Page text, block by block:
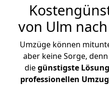
von Ulm
Umzüge können
aber keine Sorge,
diegünstigste Lösung
professionellen